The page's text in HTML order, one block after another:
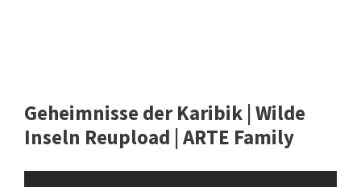
Geheimnisse der Karibik | Wilde
Inseln Reupload | ARTE Family